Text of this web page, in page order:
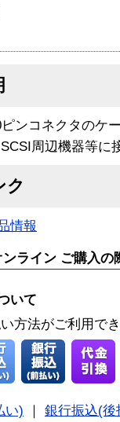
ンコネクタのケ
周辺機器等に
ク
情報
ライン ご購入の
いて
方法がご利用で
い)
銀行振込(後